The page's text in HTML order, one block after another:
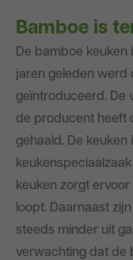
Bamboe is
De bamboe keuken
jaren geleden werd
geïntroduceerd. De
de producent heeft
gehaald. De keuken
keuken zorgt
loopt. Daarnaast
steeds minder uit
verwachting dat de